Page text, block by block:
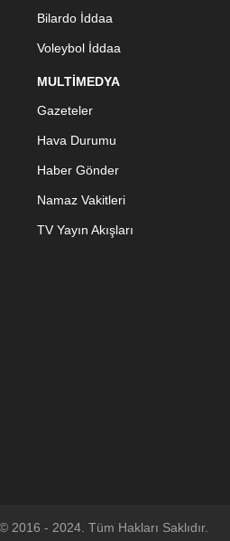
Bilardo İddaa
Voleybol İddaa
MULTİMEDYA
Gazeteler
Hava Durumu
Haber Gönder
Namaz Vakitleri
TV Yayın Akışları
- 2024. Tüm Hakları Saklıdır.